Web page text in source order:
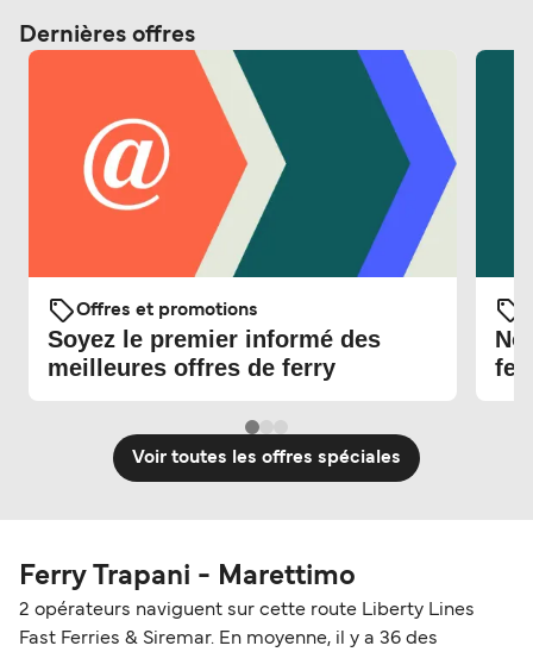
Dernières offres
Offres et promotions
Soyez le premier informé des
meilleures offres de ferry
Voir toutes les offres spéciales
Ferry Trapani - Marettimo
2 opérateurs naviguent sur cette route Liberty Lines
Fast Ferries & Siremar. En moyenne, il y a 36 des